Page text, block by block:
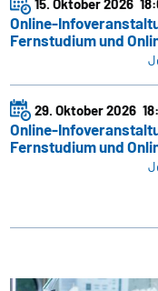
15. Oktober 2026
Online-
Fernstudium und
29. Oktober 2026
Online-
Fernstudium und